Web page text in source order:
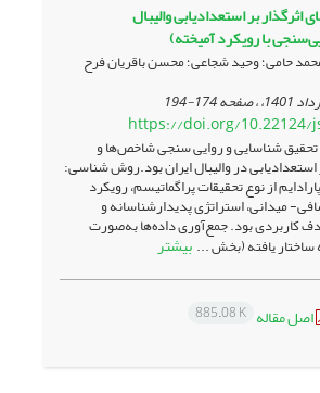
بر استعدادیابی والیبال
با رویکرد آمیخته)
حامی؛ وحید شجاعی؛ محسن باقریان فرح
174-194
https://doi.org/10.22124/
شناسایی و روایی سنجی شاخص‌ها و
استعدادیابی در والیبال ایران بود.روش ­شناسی:
از نوع تحقیقات پراگماتیسم، رویکرد
میدانی، استراتژی پدیدارشناسانه و
کاربردی بود. جمع‌آوری داده‌ها به‌صورت
یافته (بخش ... بیشتر
اصل مقاله 885.08 K